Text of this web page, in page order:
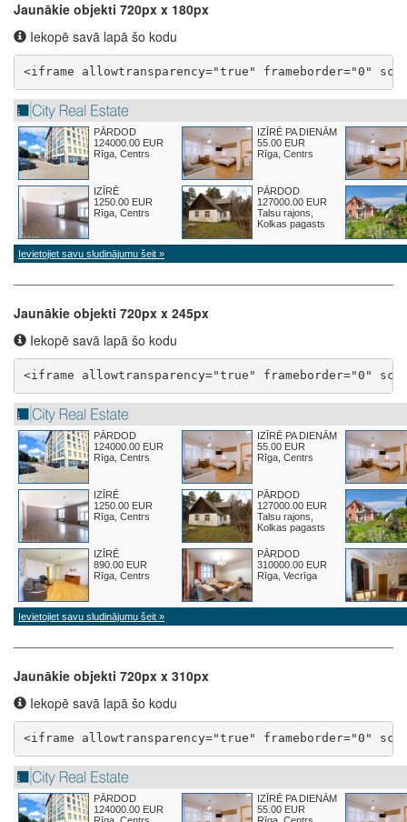
Jaunākie objekti 720px x 180px
Iekopē savā lapā šo kodu
<iframe allowtransparency="true" frameborder="0"
Jaunākie objekti 720px x 245px
Iekopē savā lapā šo kodu
<iframe allowtransparency="true" frameborder="0"
Jaunākie objekti 720px x 310px
Iekopē savā lapā šo kodu
<iframe allowtransparency="true" frameborder="0"